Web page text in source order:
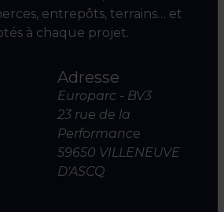
entrepôts, terrains… et
à chaque projet.
Adresse
Europarc - BV3
23 rue de la
Performance
59650 VILLENEUVE
D'ASCQ